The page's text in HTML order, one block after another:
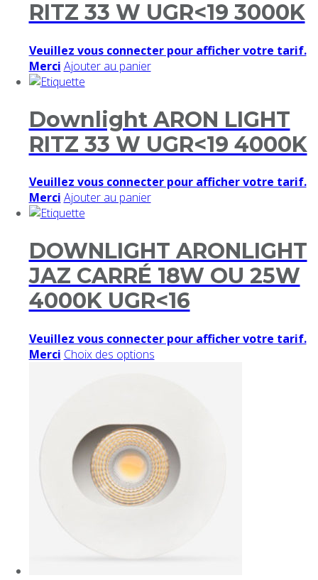
RITZ 33 W UGR<19 3000K
Veuillez vous connecter pour afficher votre tarif.
Merci Ajouter au panier
Downlight ARON LIGHT
RITZ 33 W UGR<19 4000K
Veuillez vous connecter pour afficher votre tarif.
Merci Ajouter au panier
DOWNLIGHT ARONLIGHT
JAZ CARRÉ 18W OU 25W
4000K UGR<16
Veuillez vous connecter pour afficher votre tarif.
Merci Choix des options